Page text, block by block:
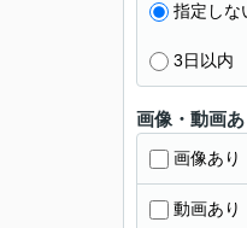
指定しな
3日以内
画像・動画あ
画像あり
動画あり